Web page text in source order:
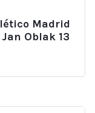
Madrid
Oblak 13